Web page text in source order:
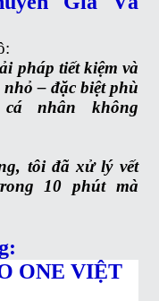
pháp tiết kiệm và
– đặc biệt phù
nhân không
tôi đã xử lý vết
10 phút mà
ONE VIỆT